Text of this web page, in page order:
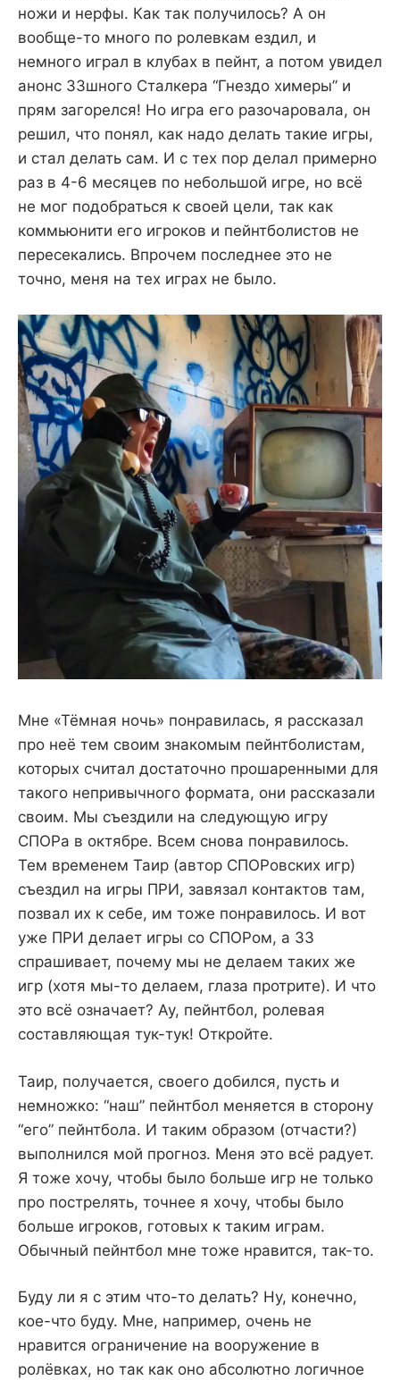
ножи и нерфы. Как так получилось? А он
вообще-то много по ролевкам ездил, и
немного играл в клубах в пейнт, а потом увидел
анонс ЗЗшного Сталкера “Гнездо химеры” и
прям загорелся! Но игра его разочаровала, он
решил, что понял, как надо делать такие игры,
и стал делать сам. И с тех пор делал примерно
раз в 4-6 месяцев по небольшой игре, но всё
не мог подобраться к своей цели, так как
коммьюнити его игроков и пейнтболистов не
пересекались. Впрочем последнее это не
точно, меня на тех играх не было.
Мне «Тёмная ночь» понравилась, я рассказал
про неё тем своим знакомым пейнтболистам,
которых считал достаточно прошаренными для
такого непривычного формата, они рассказали
своим. Мы съездили на следующую игру
СПОРа в октябре. Всем снова понравилось.
Тем временем Таир (автор СПОРовских игр)
съездил на игры ПРИ, завязал контактов там,
позвал их к себе, им тоже понравилось. И вот
уже ПРИ делает игры со СПОРом, а ЗЗ
спрашивает, почему мы не делаем таких же
игр (хотя мы-то делаем, глаза протрите). И что
это всё означает? Ау, пейнтбол, ролевая
составляющая тук-тук! Откройте.
Таир, получается, своего добился, пусть и
немножко: “наш” пейнтбол меняется в сторону
“его” пейнтбола. И таким образом (отчасти?)
выполнился мой прогноз. Меня это всё радует.
Я тоже хочу, чтобы было больше игр не только
про пострелять, точнее я хочу, чтобы было
больше игроков, готовых к таким играм.
Обычный пейнтбол мне тоже нравится, так-то.
Буду ли я с этим что-то делать? Ну, конечно,
кое-что буду. Мне, например, очень не
нравится ограничение на вооружение в
ролёвках, но так как оно абсолютно логичное